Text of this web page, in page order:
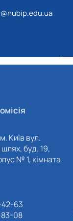
Київ вул.
шлях, буд. 19,
№ 1, кімната
63
08